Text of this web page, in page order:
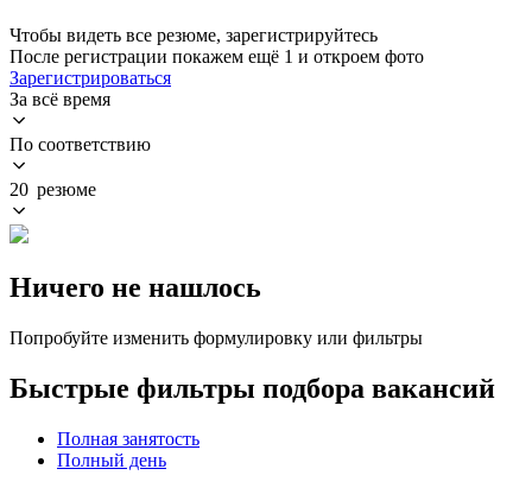
Чтобы видеть все резюме, зарегистрируйтесь
После регистрации покажем ещё 1 и откроем фото
Зарегистрироваться
За всё время
По соответствию
20 резюме
Ничего не нашлось
Попробуйте изменить формулировку или фильтры
Быстрые фильтры подбора вакансий
Полная занятость
Полный день